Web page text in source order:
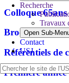
Recherche
Travaux
Open Sub-
Contact
USJ
Colloque
Brochure des
Référentiels de
Première année